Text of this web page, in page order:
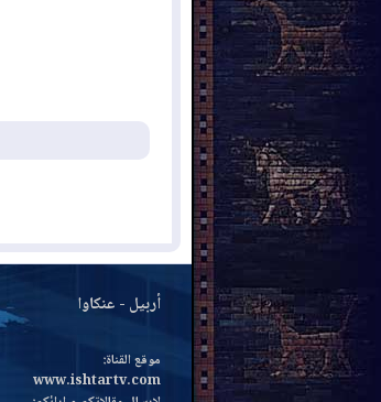
أربيل - عنكاوا
موقع القناة:
www.ishtartv.com